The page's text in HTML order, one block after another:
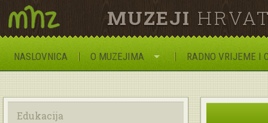
MUZEJI
NASLOVNICA O MUZEJIMA RADNO VRIJEME I
Edukacija